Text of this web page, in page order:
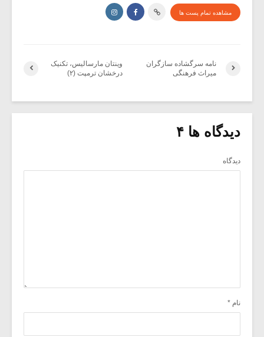
مشاهده تمام پست ها
وینتان مارسالیس، تکنیک
درخشان ترمپت (۲)
نامه سرگشاده سازگران
میراث فرهنگی
دیدگاه ها ۴
دیدگاه
نام *